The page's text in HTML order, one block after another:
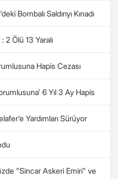
Bombalı Saldırıyı Kınadı
2 Ölü 13 Yaralı
Hapis Cezası
6 Yıl 3 Ay Hapis
Yardımları Sürüyor
"Sincar Askeri Emiri" ve